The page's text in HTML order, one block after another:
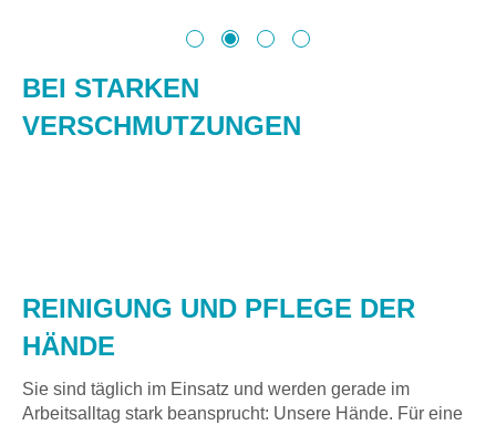
BEI STARKEN
VERSCHMUTZUNGEN
REINIGUNG UND PFLEGE DER
HÄNDE
Sie sind täglich im Einsatz und werden gerade im
Arbeitsalltag stark beansprucht: Unsere Hände. Für eine